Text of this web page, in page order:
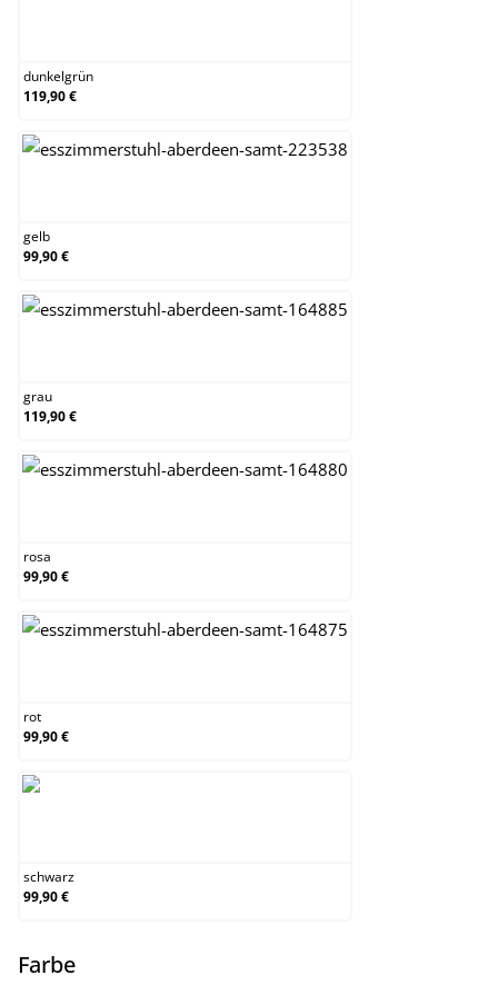
dunkelgrün
119,90 €
gelb
99,90 €
grau
119,90 €
rosa
99,90 €
rot
99,90 €
schwarz
99,90 €
Farbeauswählen